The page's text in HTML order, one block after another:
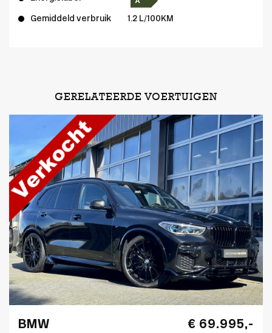
Gemiddeld verbruik 1.2 L/100KM
GERELATEERDE VOERTUIGEN
BMW
€ 69.995,-